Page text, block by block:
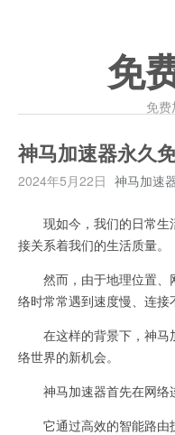
免
免
神马加速器永久
2024年5月22日 神马加速
现如今，我们的日常生
接关系着我们的生活质量。
然而，由于地理位置、
络时常常遇到速度慢、连接
在这样的背景下，神马
络世界的新机会。
神马加速器首先在网络
它通过高效的智能路由